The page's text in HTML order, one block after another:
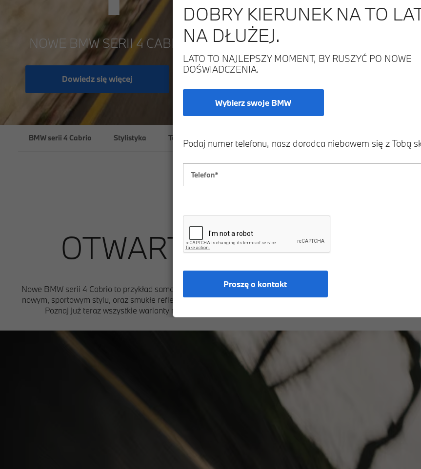
DOBRY KIERUNEK NA TO
NA DŁUŻEJ.
LATO TO NAJLEPSZY MOMENT, BY RUSZYĆ PO NOWE
DOŚWIADCZENIA.
Wybierz swoje BMW
Podaj numer telefonu, nasz doradca niebawem się z Tobą
Proszę o kontakt
NOWE BMW SERII 4 CABRIO.
Dowiedz się więcej
BMW serii 4 Cabrio Stylistyka Technologie
OTWARTY NA
Nowe BMW serii 4 Cabrio to przykład samochodu, który łączy w sobie sportową elegancję z funkcjonalnością
nowym, sportowym stylu, oraz smukłe reflektory, nadają pojazdowi dynamiczny wygląd. Wnętrze kabiny
Poznaj już teraz wszystkie warianty modelu nowego BMW serii 4 Cabrio, jego opcje wyposażenia i dane